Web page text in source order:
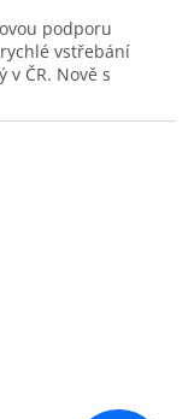
podporu
vstřebání
ČR. Nově s